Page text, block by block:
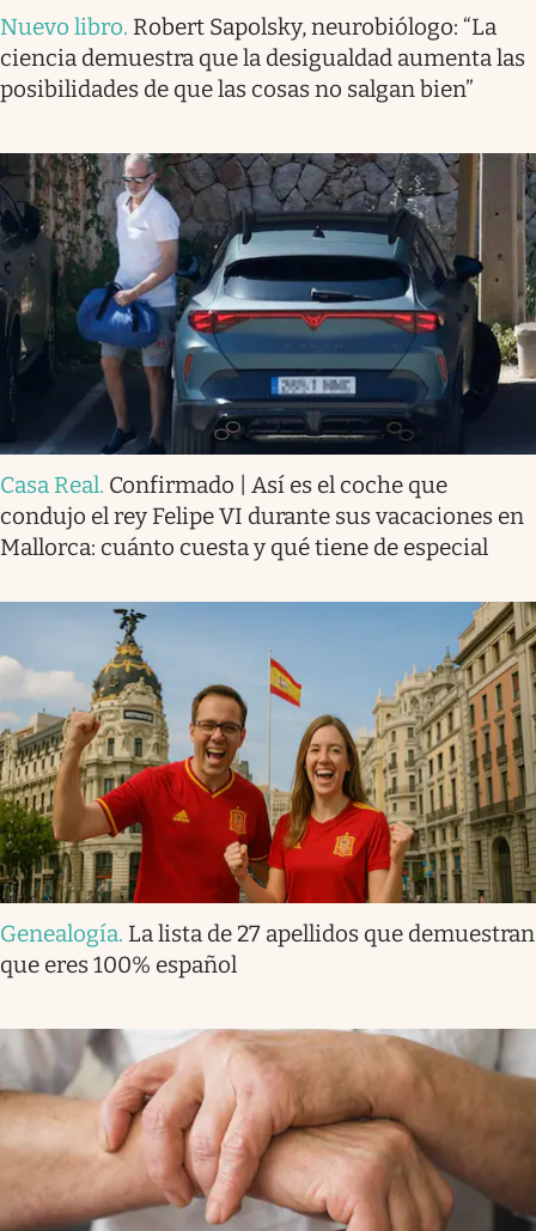
Nuevo libro. Robert Sapolsky, neurobiólogo: “La
ciencia demuestra que la desigualdad aumenta las
posibilidades de que las cosas no salgan bien”
Casa Real. Confirmado | Así es el coche que
condujo el rey Felipe VI durante sus vacaciones en
Mallorca: cuánto cuesta y qué tiene de especial
Genealogía. La lista de 27 apellidos que demuestran
que eres 100% español